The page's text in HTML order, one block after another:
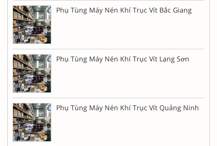
Phụ Tùng Máy Nén Khí Trục Vít Bắc Giang
Phụ Tùng Máy Nén Khí Trục Vít Lạng Sơn
Phụ Tùng Máy Nén Khí Trục Vít Quảng Ninh